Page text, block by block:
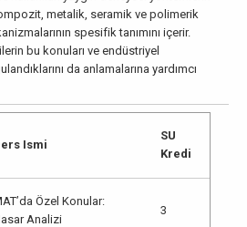
metalik, seramik ve polimerik
spesifik tanımını içerir.
bu konuları ve endüstriyel
da anlamalarına yardımcı
Ismi
SU
Kredi
Özel Konular:
Analizi
3